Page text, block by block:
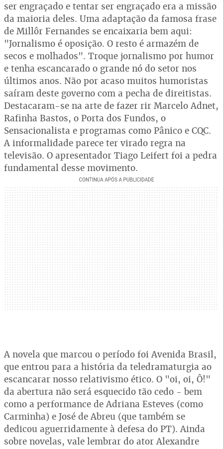
ser engraçado e tentar ser engraçado era a missão
da maioria deles. Uma adaptação da famosa frase
de Millôr Fernandes se encaixaria bem aqui:
"Jornalismo é oposição. O resto é armazém de
secos e molhados". Troque jornalismo por humor
e tenha escancarado o grande nó do setor nos
últimos anos. Não por acaso muitos humoristas
saíram deste governo com a pecha de direitistas.
Destacaram-se na arte de fazer rir Marcelo Adnet,
Rafinha Bastos, o Porta dos Fundos, o
Sensacionalista e programas como Pânico e CQC.
A informalidade parece ter virado regra na
televisão. O apresentador Tiago Leifert foi a pedra
fundamental desse movimento.
A novela que marcou o período foi Avenida Brasil,
que entrou para a história da teledramaturgia ao
escancarar nosso relativismo ético. O "oi, oi, Ô!"
da abertura não será esquecido tão cedo - bem
como a performance de Adriana Esteves (como
Carminha) e José de Abreu (que também se
dedicou aguerridamente à defesa do PT). Ainda
sobre novelas, vale lembrar do ator Alexandre